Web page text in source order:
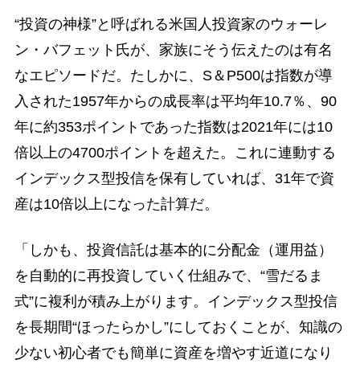
“投資の神様”と呼ばれる米国人投資家のウォーレ
ン・バフェット氏が、家族にそう伝えたのは有名
なエピソードだ。たしかに、S＆P500は指数が導
入された1957年からの成長率は平均年10.7％、90
年に約353ポイントであった指数は2021年には10
倍以上の4700ポイントを超えた。これに連動する
インデックス型投信を保有していれば、31年で資
産は10倍以上になった計算だ。
「しかも、投資信託は基本的に分配金（運用益）
を自動的に再投資していく仕組みで、“雪だるま
式”に複利が積み上がります。インデックス型投信
を長期間“ほったらかし”にしておくことが、知識の
少ない初心者でも簡単に資産を増やす近道になり